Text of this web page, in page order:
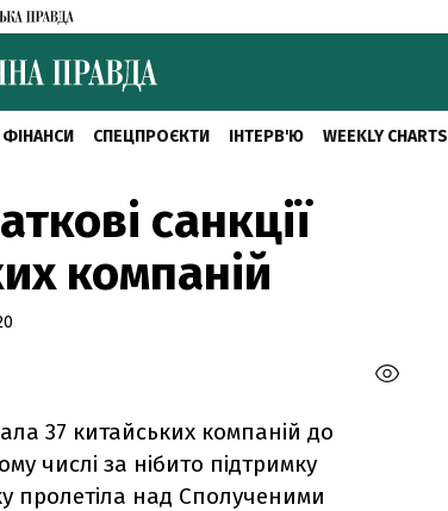
ФІНАНСИ СПЕЦПРОЄКТИ ІНТЕРВ'Ю WEEKLY CHARTS
санкції
компаній
37 китайських компаній до
числі за нібито підтримку
пролетіла над Сполученими